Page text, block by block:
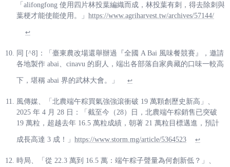
「alifongfong 使用四片林投葉編織而成，林投葉有刺，得去除刺與
葉梗才能使能使用。」 https://www.agriharvest.tw/archives/57144/
↩
同 [^8]：「臺東農改場還舉辦過『全國 A Bai 風味餐競賽』，邀請
各地製作 abai、cinavu 的廚人，端出各部落自家典藏的口味一較高
下，堪稱 abai 界的武林大會。」 ↩
風傳媒、「北農端午粽買氣強強滾衝破 19 萬顆創歷史新高」、
2025 年 4 月 28 日：「截至今（28）日，北農端午粽銷售已突破
19 萬粒，超越去年 16.5 萬粒成績，朝著 21 萬粒目標邁進，預計
成長高達 3 成！」 https://www.storm.mg/article/5364523 ↩
時局、「從 22.3 萬到 16.5 萬：端午粽子聲量為何創新低？」、